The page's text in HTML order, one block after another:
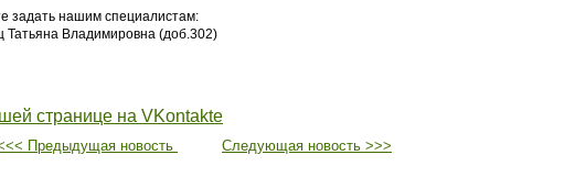
задать нашим специалистам:
Татьяна Владимировна (доб.302)
странице на VKontakte
Предыдущая новость Следующая новость >>>